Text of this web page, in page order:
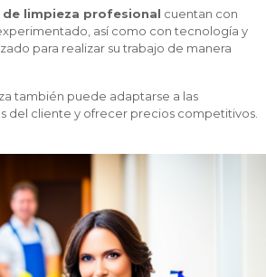
de limpieza profesional cuentan con
así como con tecnología y
para realizar su trabajo de manera
también puede adaptarse a las
del cliente y ofrecer precios competitivos.